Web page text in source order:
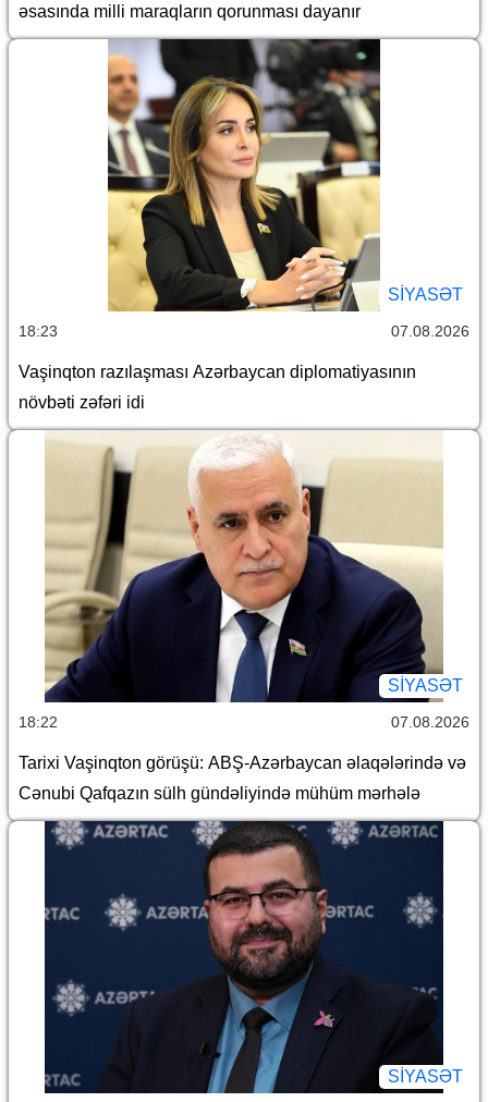
əsasında milli maraqların qorunması dayanır
SİYASƏT
18:23 07.08.2026
Vaşinqton razılaşması Azərbaycan diplomatiyasının
növbəti zəfəri idi
SİYASƏT
18:22 07.08.2026
Tarixi Vaşinqton görüşü: ABŞ-Azərbaycan əlaqələrində və
Cənubi Qafqazın sülh gündəliyində mühüm mərhələ
SİYASƏT